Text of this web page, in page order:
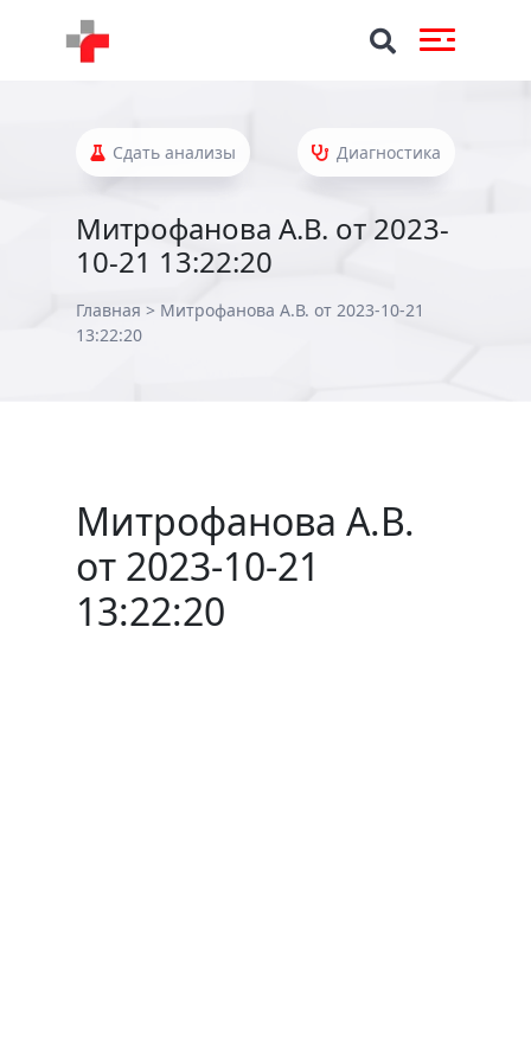
Сдать анализы Диагностика
Митрофанова А.В. от 2023-
10-21 13:22:20
Главная > Митрофанова А.В. от 2023-10-21
13:22:20
Митрофанова А.В.
от 2023-10-21
13:22:20